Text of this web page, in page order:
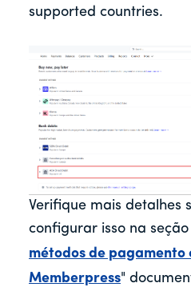
supported countries.
Verifique mais detalhes
configurar isso na seção
métodos de pagamento
Memberpress"